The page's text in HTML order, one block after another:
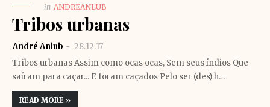
in ANDREANLUB
Tribos urbanas
André Anlub
28.12.17
Tribos urbanas Assim como ocas ocas, Sem seus índios Que
saíram para caçar... E foram caçados Pelo ser (des) h…
READ MORE »